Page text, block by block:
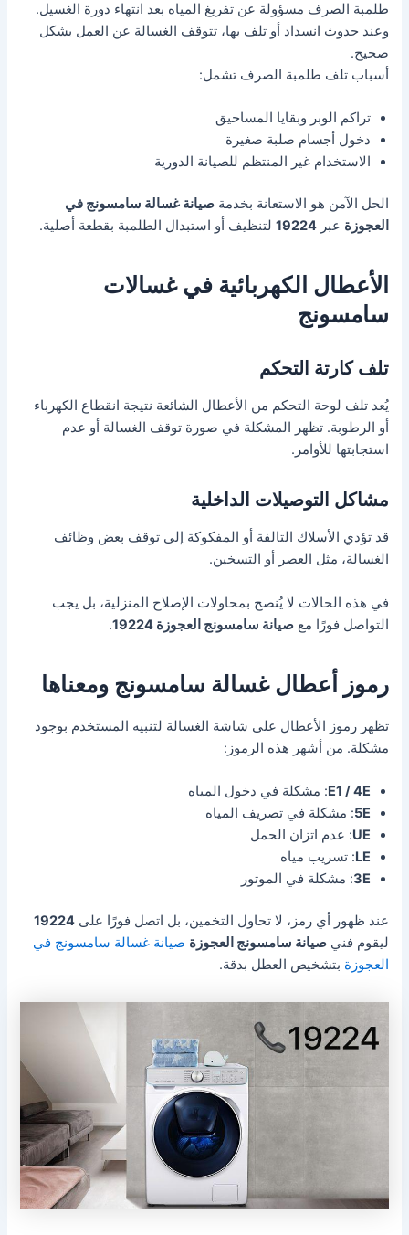
طلمبة الصرف مسؤولة عن تفريغ المياه بعد انتهاء دورة الغسيل.
وعند حدوث انسداد أو تلف بها، تتوقف الغسالة عن العمل بشكل
صحيح.
أسباب تلف طلمبة الصرف تشمل:
تراكم الوبر وبقايا المساحيق
دخول أجسام صلبة صغيرة
الاستخدام غير المنتظم للصيانة الدورية
الحل الآمن هو الاستعانة بخدمةصيانة غسالة سامسونج في
العجوزة عبر19224 لتنظيف أو استبدال الطلمبة بقطعة أصلية.
الأعطال الكهربائية في غسالات
سامسونج
تلف كارتة التحكم
يُعد تلف لوحة التحكم من الأعطال الشائعة نتيجة انقطاع الكهرباء
أو الرطوبة. تظهر المشكلة في صورة توقف الغسالة أو عدم
استجابتها للأوامر.
مشاكل التوصيلات الداخلية
قد تؤدي الأسلاك التالفة أو المفكوكة إلى توقف بعض وظائف
الغسالة، مثل العصر أو التسخين.
في هذه الحالات لا يُنصح بمحاولات الإصلاح المنزلية، بل يجب
التواصل فورًا معصيانة سامسونج العجوزة 19224 .
رموز أعطال غسالة سامسونج ومعناها
تظهر رموز الأعطال على شاشة الغسالة لتنبيه المستخدم بوجود
مشكلة. من أشهر هذه الرموز:
E1 / 4E: مشكلة في دخول المياه
5E: مشكلة في تصريف المياه
UE: عدم اتزان الحمل
LE: تسريب مياه
3E: مشكلة في الموتور
عند ظهور أي رمز، لا تحاول التخمين، بل اتصل فورًا على19224
ليقوم فنيصيانة سامسونج العجوزة صيانة غسالة سامسونج في
العجوزة بتشخيص العطل بدقة.